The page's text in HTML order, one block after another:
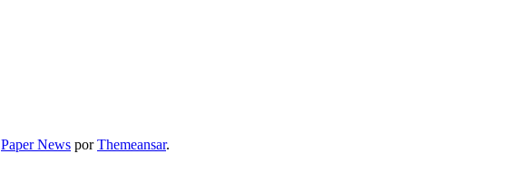
Paper News porThemeansar.